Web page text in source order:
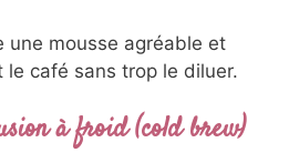
une mousse agréable et
café sans trop le diluer.
à froid (cold brew)